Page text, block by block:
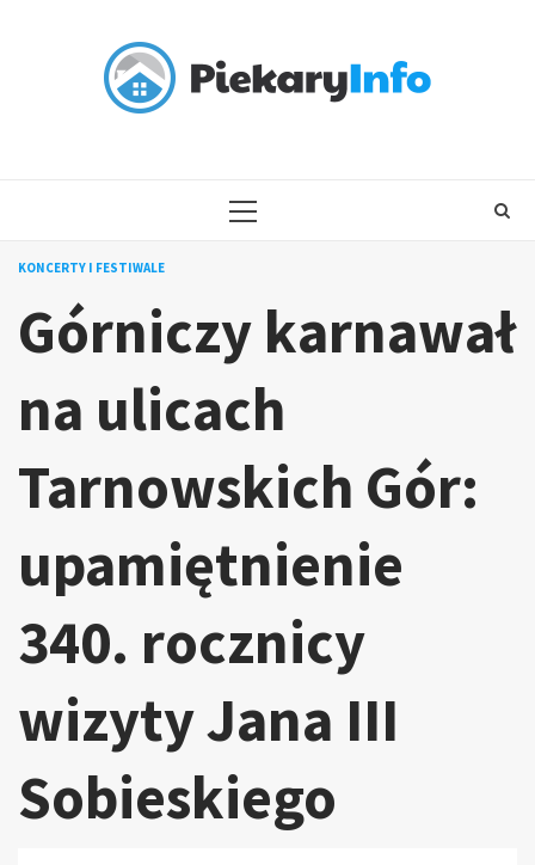
PRIMARY
KONCERTY I FESTIWALE
Górniczy karnawał
na ulicach
Tarnowskich Gór:
upamiętnienie
340. rocznicy
wizyty Jana III
Sobieskiego